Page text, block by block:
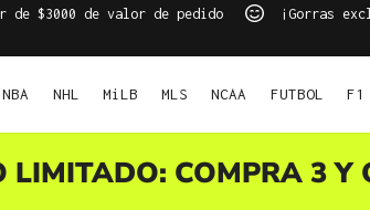
$3000 de valor de pedido ¡Gorras
NBA NHL MiLB MLS NCAA FUTBOL F1
LIMITADO: COMPRA 3 Y